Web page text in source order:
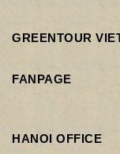
GREENTOUR
FANPAGE
HANOI OFFICE